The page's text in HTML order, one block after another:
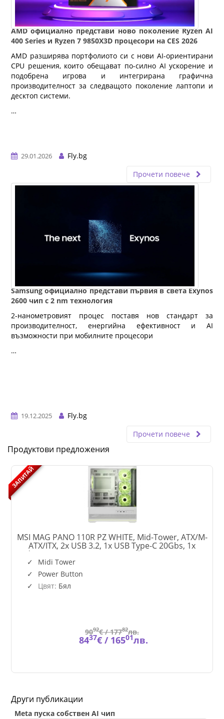
AMD официално представи ново поколение Ryzen AI
400 Series и Ryzen 7 9850X3D процесори на CES 2026
AMD разширява портфолиото си с нови AI-ориентирани
CPU решения, които обещават по-силно AI ускорение и
подобрена игрова и интегрирана графична
производителност за следващото поколение лаптопи и
десктоп системи.
…
29.01.2026
Fly.bg
Прочети повече
Samsung официално представи първия в света Exynos
2600 чип с 2 nm технология
2-нанометровият процес поставя нов стандарт за
производителност, енергийна ефективност и AI
възможности при мобилните процесори
…
19.12.2025
Fly.bg
Прочети повече
Продуктови предложения
ЗАПИТАЙ
MSI MAG PANO 110R PZ WHITE, Mid-Tower, ATX/M-
ATX/ITX, 2x USB 3.2, 1x USB Type-C 20Gbs, 1x
Audio/Mic, LED Button, ARGB Hub, 4x 120mm ARGB
Fans, ARGB Fan Hub, Mesh Panel, Tempered Glass,
Midi Tower
Power Button
Цвят: Бял
9092€ /17782лв.
8437€ / 16501лв.
Други публикации
Meta пуска собствен AI чип